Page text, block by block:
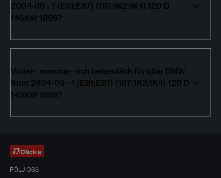
2004-09 - 1 (E81;E87) (187;1K2;1K4) 120 D
145KW 1995?
Vinter-, sommar- och helårsdäck för bilar BMW
from 2004-09 - 1 (E81;E87) (187;1K2;1K4) 120 D
145KW 1995?
FÖLJ OSS